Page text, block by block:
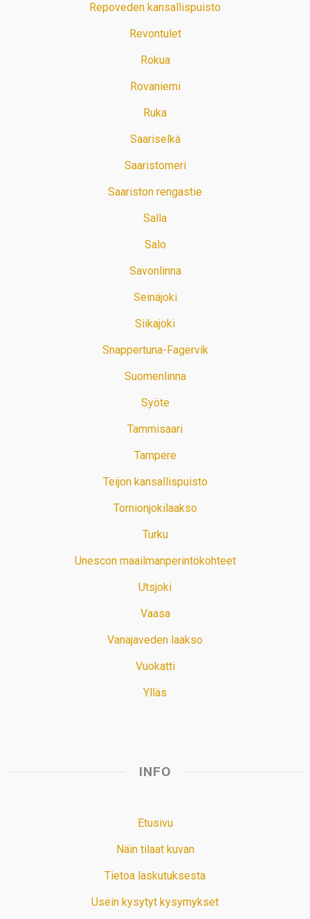
Repoveden kansallispuisto
Revontulet
Rokua
Rovaniemi
Ruka
Saariselkä
Saaristomeri
Saariston rengastie
Salla
Salo
Savonlinna
Seinäjoki
Siikajoki
Snappertuna-Fagervik
Suomenlinna
Syöte
Tammisaari
Tampere
Teijon kansallispuisto
Tornionjokilaakso
Turku
Unescon maailmanperintökohteet
Utsjoki
Vaasa
Vanajaveden laakso
Vuokatti
Ylläs
INFO
Etusivu
Näin tilaat kuvan
Tietoa laskutuksesta
Usein kysytyt kysymykset